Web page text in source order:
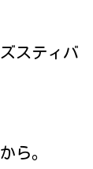
スティバ
ら。